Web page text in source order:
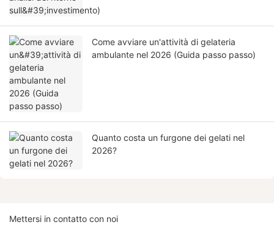
Come avviare un'attività di gelateria
ambulante nel 2026 (Guida passo passo)
Quanto costa un furgone dei gelati nel
2026?
Mettersi in contatto con noi